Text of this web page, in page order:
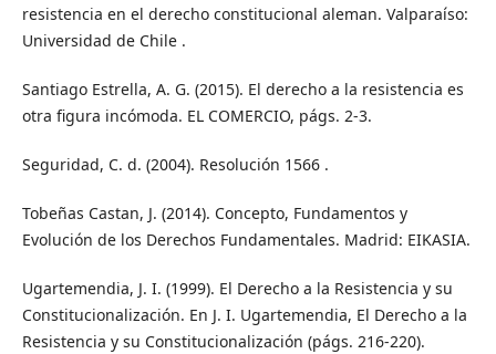
resistencia en el derecho constitucional aleman. Valparaíso:
Universidad de Chile .
Santiago Estrella, A. G. (2015). El derecho a la resistencia es
otra figura incómoda. EL COMERCIO, págs. 2-3.
Seguridad, C. d. (2004). Resolución 1566 .
Tobeñas Castan, J. (2014). Concepto, Fundamentos y
Evolución de los Derechos Fundamentales. Madrid: EIKASIA.
Ugartemendia, J. I. (1999). El Derecho a la Resistencia y su
Constitucionalización. En J. I. Ugartemendia, El Derecho a la
Resistencia y su Constitucionalización (págs. 216-220).